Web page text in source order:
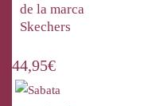
de la marca
Skechers
44,95€